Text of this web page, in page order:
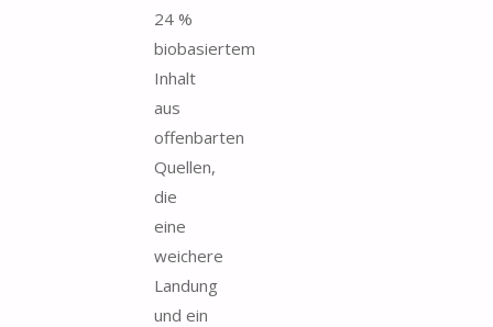
24 %
biobasiertem
Inhalt
aus
offenbarten
Quellen,
die
eine
weichere
Landung
und ein